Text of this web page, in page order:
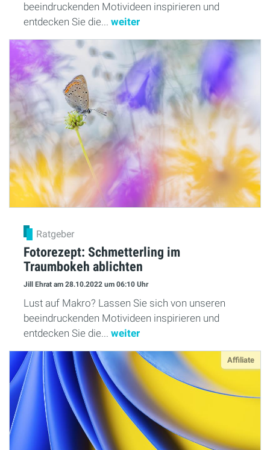
beeindruckenden Motivideen inspirieren und
entdecken Sie die... weiter
Ratgeber
Fotorezept: Schmetterling im
Traumbokeh ablichten
Jill Ehrat am 28.10.2022 um 06:10 Uhr
Lust auf Makro? Lassen Sie sich von unseren
beeindruckenden Motivideen inspirieren und
entdecken Sie die... weiter
Affiliate